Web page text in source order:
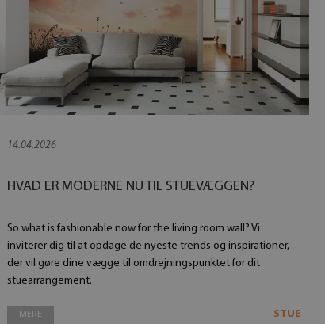
14.04.2026
HVAD ER MODERNE NU TIL STUEVÆGGEN?
So what is fashionable now for the living room wall? Vi
inviterer dig til at opdage de nyeste trends og inspirationer,
der vil gøre dine vægge til omdrejningspunktet for dit
stuearrangement.
MERE STUE